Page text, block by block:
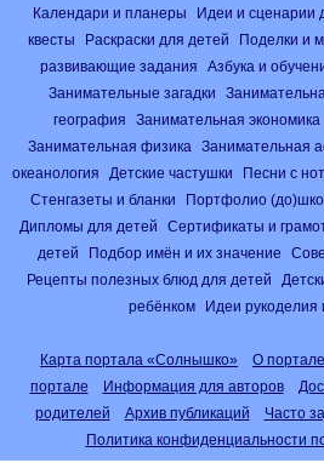
Календари и планеры
Идеи и сценарии
квесты
Раскраски для детей Поделки и
развивающие задания
Азбука и
Занимательные загадки
география
Занимательная экономика
Занимательная физика
Занимательная
океанология
Детские частушки Песни с
Стенгазеты и бланки
Портфолио
Дипломы для детей
Сертификаты и
детей
Подбор имён и их значение
Рецепты полезных блюд для детей
ребёнком
Идеи рукоделия
Карта портала «Солнышко» О
портале
Информация для авторов
родителей
Архив публикаций
Часто
Политика конфиденциальности